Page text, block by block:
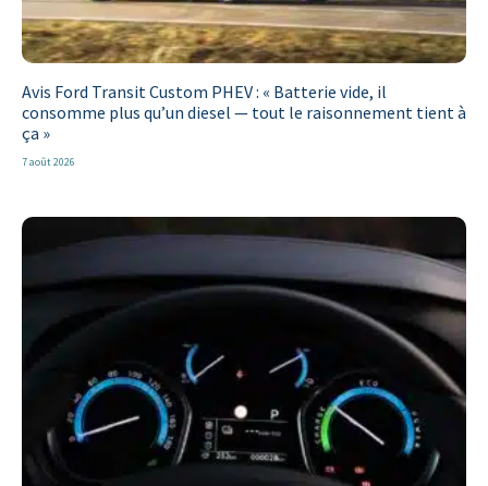
Avis Ford Transit Custom PHEV : « Batterie vide, il
consomme plus qu’un diesel — tout le raisonnement tient à
ça »
7 août 2026